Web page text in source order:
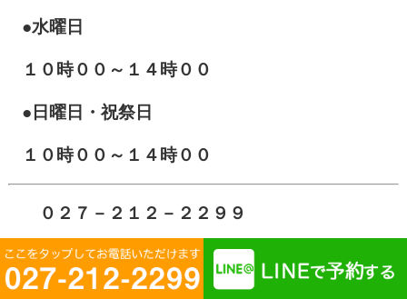
●水曜日
１０時００～１４時００
●日曜日・祝祭日
１０時００～１４時００
０２７－２１２－２２９９
i_medical1115@yahoo.co.jp